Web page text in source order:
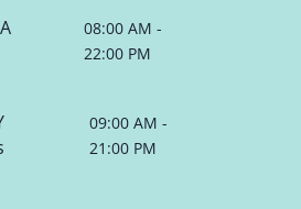
08:00 AM -
22:00 PM
09:00 AM -
21:00 PM